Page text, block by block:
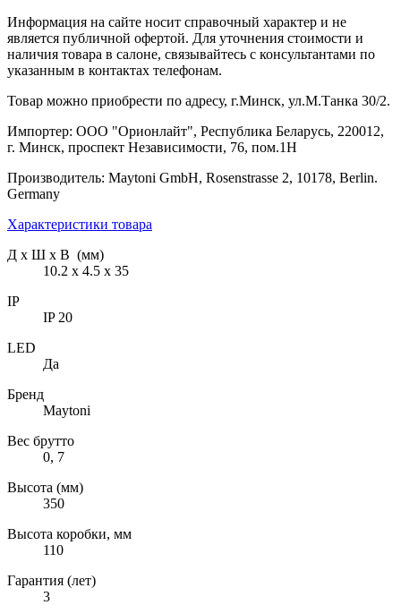
Информация на сайте носит справочный характер и не
является публичной офертой. Для уточнения стоимости и
наличия товара в салоне, связывайтесь с консультантами по
указанным в контактах телефонам.
Товар можно приобрести по адресу, г.Минск, ул.М.Танка 30/2.
Импортер: ООО "Орионлайт", Республика Беларусь, 220012,
г. Минск, проспект Независимости, 76, пом.1Н
Производитель: Maytoni GmbH, Rosenstrasse 2, 10178, Berlin.
Germany
Характеристики товара
Д х Ш х В (мм)
10.2 х 4.5 х 35
IP
IP 20
LED
Да
Бренд
Maytoni
Вес брутто
0, 7
Высота (мм)
350
Высота коробки, мм
110
Гарантия (лет)
3